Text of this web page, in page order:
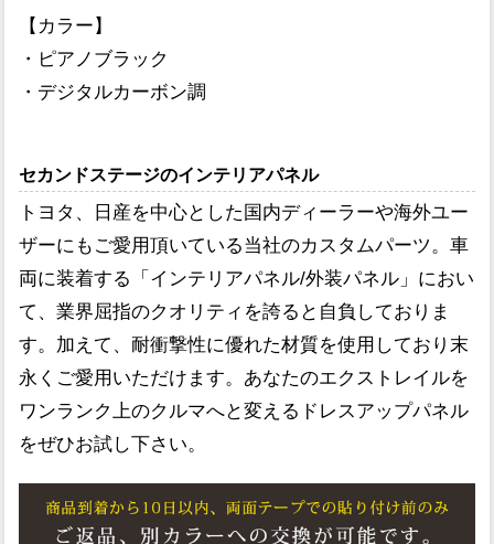
【カラー】
・ピアノブラック
・デジタルカーボン調
セカンドステージのインテリアパネル
トヨタ、日産を中心とした国内ディーラーや海外ユー
ザーにもご愛用頂いている当社のカスタムパーツ。車
両に装着する「インテリアパネル/外装パネル」におい
て、業界屈指のクオリティを誇ると自負しておりま
す。加えて、耐衝撃性に優れた材質を使用しており末
永くご愛用いただけます。あなたのエクストレイルを
ワンランク上のクルマへと変えるドレスアップパネル
をぜひお試し下さい。